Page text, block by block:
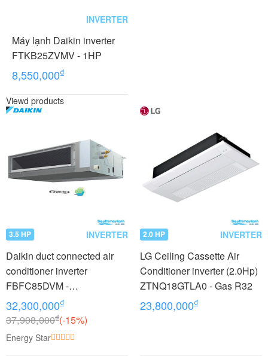
INVERTER
Máy lạnh Daikin inverter
FTKB25ZVMV - 1HP
8,550,000₫
Viewd products
3.5 HP INVERTER
Daikin duct connected air
conditioner inverter
FBFC85DVM -
RZFC85DVM + BRC2E61
(3.5Hp)
32,300,000₫
37,908,000₫(-15%)
Energy Star
2.0 HP INVERTER
LG Ceiling Cassette Air
Conditioner inverter (2.0Hp)
ZTNQ18GTLA0 - Gas R32
23,800,000₫